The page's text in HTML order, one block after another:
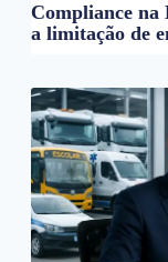
Compliance na
a limitação de